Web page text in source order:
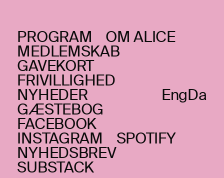
PROGRAM OM ALICE
MEDLEMSKAB
GAVEKORT
FRIVILLIGHED
NYHEDER Da
Eng
GÆSTEBOG
FACEBOOK
INSTAGRAM SPOTIFY
NYHEDSBREV
SUBSTACK
LØRDAG _08.08.20
SOLW – aka. Sonja
LaBianca & Heine
Thorhauge Mathiasen
+ Henning Lundkvist +
Greta Eacott
Improv og sound art